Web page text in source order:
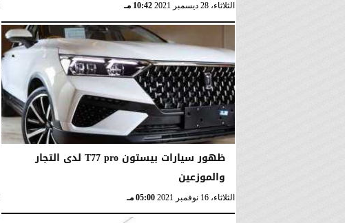
الثلاثاء، 28 ديسمبر 2021 10:42 مـ
ظهور سيارات بيستون T77 pro لدى التجار
والموزعين
الثلاثاء، 16 نوفمبر 2021 05:00 مـ